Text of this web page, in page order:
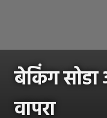
बेकिंग सोडा
वापरा